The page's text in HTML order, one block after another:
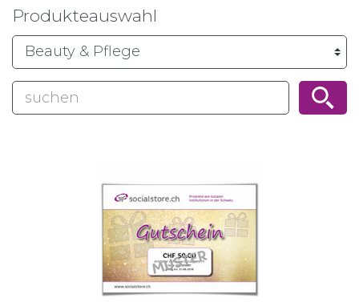
Produkteauswahl